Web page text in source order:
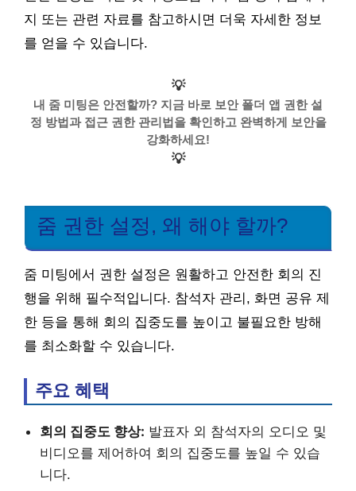
지 또는 관련 자료를 참고하시면 더욱 자세한 정보
를 얻을 수 있습니다.
💡
내 줌 미팅은 안전할까? 지금 바로 보안 폴더 앱 권한 설
정 방법과 접근 권한 관리법을 확인하고 완벽하게 보안을
강화하세요!
💡
줌 권한 설정, 왜 해야 할까?
줌 미팅에서 권한 설정은 원활하고 안전한 회의 진
행을 위해 필수적입니다. 참석자 관리, 화면 공유 제
한 등을 통해 회의 집중도를 높이고 불필요한 방해
를 최소화할 수 있습니다.
주요 혜택
회의 집중도 향상: 발표자 외 참석자의 오디오 및
비디오를 제어하여 회의 집중도를 높일 수 있습
니다.